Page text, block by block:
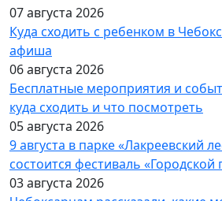
07 августа 2026
Куда сходить с ребенком в
афиша
06 августа 2026
Бесплатные мероприятия и
куда сходить и что посмотреть
05 августа 2026
9 августа в парке «Лакреевский
состоится фестиваль «Городской
03 августа 2026